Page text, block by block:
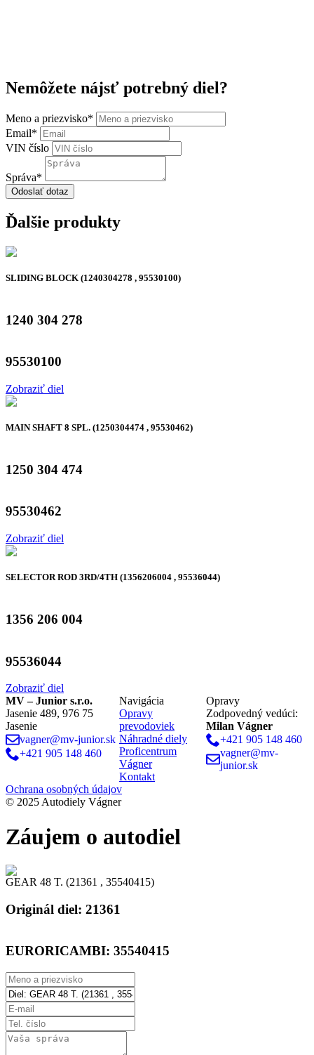
Nemôžete nájsť potrebný diel?
Meno a priezvisko*
Email*
VIN číslo
Správa*
Odoslať dotaz
Ďalšie produkty
SLIDING BLOCK (1240304278 , 95530100)
1240 304 278
95530100
Zobraziť diel
MAIN SHAFT 8 SPL. (1250304474 , 95530462)
1250 304 474
95530462
Zobraziť diel
SELECTOR ROD 3RD/4TH (1356206004 , 95536044)
1356 206 004
95536044
Zobraziť diel
MV – Junior s.r.o.
Jasenie 489, 976 75
Jasenie
vagner@mv-junior.sk
+421 905 148 460
Navigácia
Opravy
prevodoviek
Náhradné diely
Proficentrum
Vágner
Kontakt
Opravy
Zodpovedný vedúci:
Milan Vágner
+421 905 148 460
vagner@mv-
junior.sk
Ochrana osobných údajov
© 2025 Autodiely Vágner
Záujem o autodiel
GEAR 48 T. (21361 , 35540415)
Originál diel: 21361
EURORICAMBI: 35540415